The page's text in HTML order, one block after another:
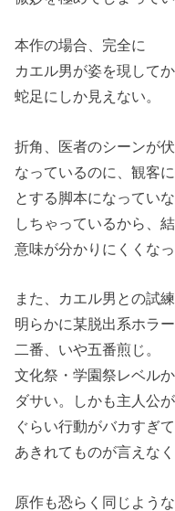
本作の場合、完全に
カエル男が姿を現して
蛇足にしか見えない。
折角、医者のシーンが
なっているのに、観客
とする脚本になってい
しちゃっているから、
意味が分かりにくくな
また、カエル男との試
明らかに某脱出系ホラ
二番、いや五番煎じ。
文化祭・学園祭レベル
ダサい。しかも主人公
ぐらい行動がバカすぎて
あきれてものが言えなく
原作も恐らく同じよう